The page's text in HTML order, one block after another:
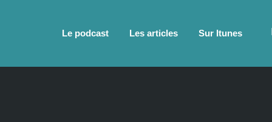
Le podcast Les articles Sur Itunes